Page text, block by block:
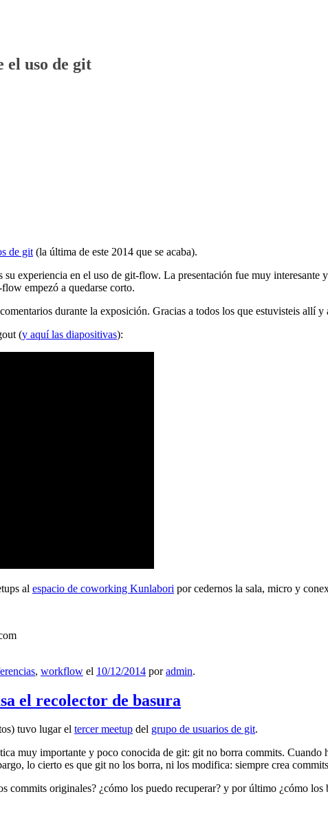
el uso de git
de git (la última de este 2014 que se acaba).
su experiencia en el uso de git-flow. La presentación fue muy
empezó a quedarse corto.
durante la exposición. Gracias a todos los que estuvisteis allí
(y aquí las diapositivas):
al espacio de coworking Kunlabori por cedernos la sala, micro y
, workflow el 10/12/2014 poradmin.
el recolector de basura
tuvo lugar el tercer meetup del grupo de usuarios de git.
muy importante y poco conocida de git: git no borra commits. Cuando
lo cierto es que git no los borra, ni los modifica: siempre crea
commits originales? ¿cómo los puedo recuperar? y por último ¿cómo